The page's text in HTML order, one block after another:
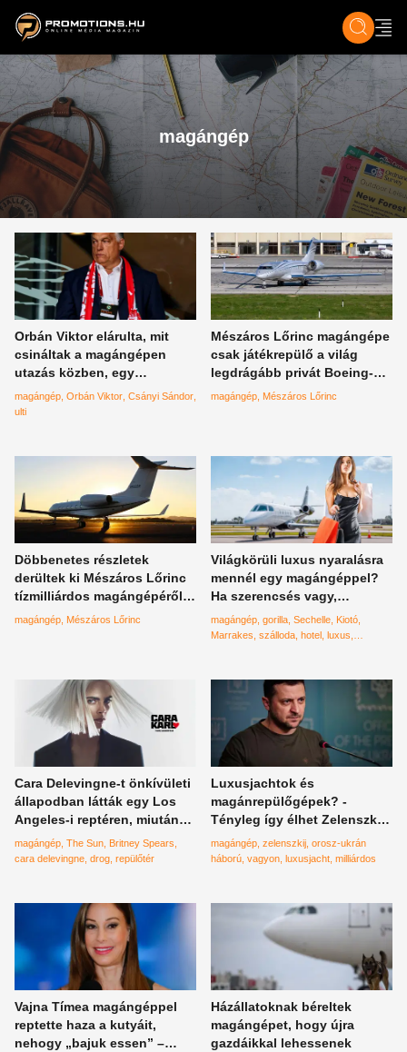
ZENE, FILM & KULT ÉLET TECH &
magángép
Orbán Viktor elárulta, mit
csináltak a magángépen
utazás közben, egy
műsorban beszélt erről a
miniszterelnök
magángép Orbán Viktor Csányi Sándor
ulti
Mészáros Lőrinc magángépe
csak játékrepülő a világ
legdrágább privát Boeing-
jéhez képest
magángép Mészáros Lőrinc
Döbbenetes részletek
derültek ki Mészáros Lőrinc
tízmilliárdos magángépéről,
a fenntartási költsége is
magángép Mészáros Lőrinc
Világkörüli luxus nyaralásra
mennél egy magángéppel?
Ha szerencsés vagy,
hamarosan indulhatsz
magángép gorilla Sechelle Kiotó
Marrakes szálloda hotel luxus
Cara Delevingne-t önkívületi
állapodban látták egy Los
Angeles-i reptéren, miután
leszállították Jay-Z
magángépéről
magángép The Sun Britney Spears
cara delevingne drog repülőtér
Luxusjachtok és
magánrepülőgépek? -
Tényleg így élhet Zelenszkij,
az ukrán elnök?
magángép zelenszkij orosz-ukrán
háború vagyon luxusjacht milliárdos
Vajna Tímea magángéppel
reptette haza a kutyáit,
nehogy „bajuk essen” –
Házállatoknak béreltek
magángépet, hogy újra
gazdáikkal lehessenek